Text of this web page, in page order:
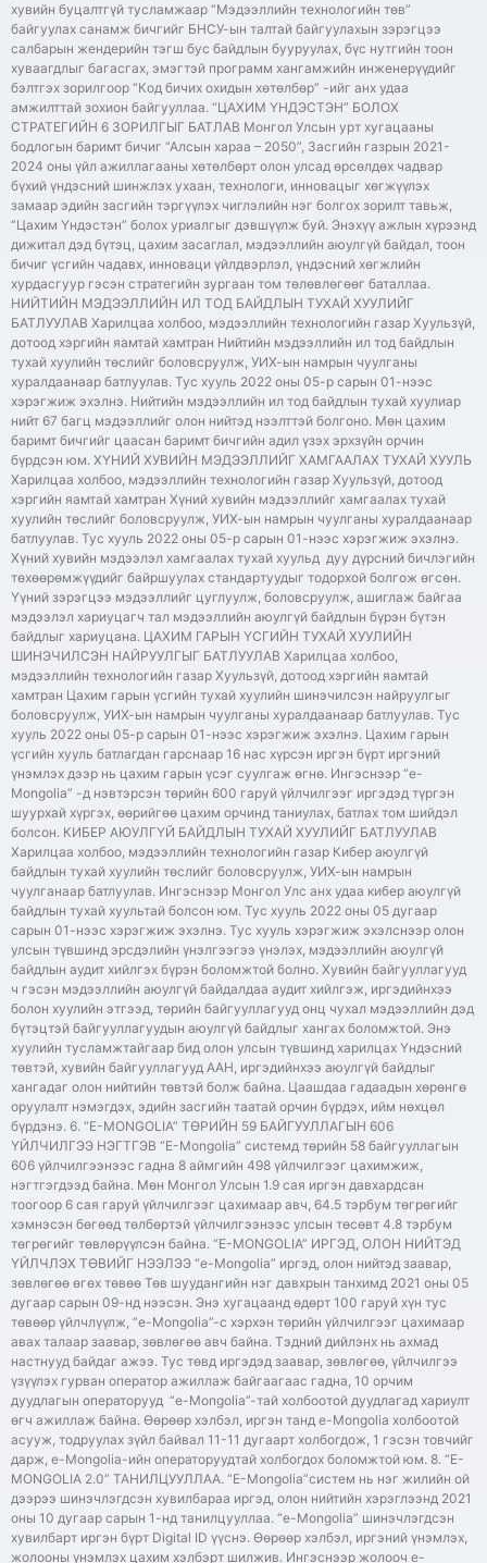
хувийн буцалтгүй тусламжаар “Мэдээллийн технологийн төв”
байгуулах санамж бичгийг БНСУ-ын талтай байгуулахын зэрэгцээ
салбарын жендерийн тэгш бус байдлын бууруулах, бүс нутгийн тоон
хуваагдлыг багасгах, эмэгтэй программ хангамжийн инженерүүдийг
бэлтгэх зорилгоор “Код бичих охидын хөтөлбөр” -ийг анх удаа
амжилттай зохион байгууллаа. “ЦАХИМ ҮНДЭСТЭН” БОЛОХ
СТРАТЕГИЙН 6 ЗОРИЛГЫГ БАТЛАВ Монгол Улсын урт хугацааны
бодлогын баримт бичиг “Алсын хараа – 2050”, Засгийн газрын 2021-
2024 оны үйл ажиллагааны хөтөлбөрт олон улсад өрсөлдөх чадвар
бүхий үндэсний шинжлэх ухаан, технологи, инновацыг хөгжүүлэх
замаар эдийн засгийн тэргүүлэх чиглэлийн нэг болгох зорилт тавьж,
“Цахим Үндэстэн” болох уриалгыг дэвшүүлж буй. Энэхүү ажлын хүрээнд
дижитал дэд бүтэц, цахим засаглал, мэдээллийн аюулгүй байдал, тоон
бичиг үсгийн чадавх, инноваци үйлдвэрлэл, үндэсний хөгжлийн
хурдасгуур гэсэн стратегийн зургаан том төлөвлөгөөг баталлаа.
НИЙТИЙН МЭДЭЭЛЛИЙН ИЛ ТОД БАЙДЛЫН ТУХАЙ ХУУЛИЙГ
БАТЛУУЛАВ Харилцаа холбоо, мэдээллийн технологийн газар Хуульзүй,
дотоод хэргийн яамтай хамтран Нийтийн мэдээллийн ил тод байдлын
тухай хуулийн төслийг боловсруулж, УИХ-ын намрын чуулганы
хуралдаанаар батлуулав. Тус хууль 2022 оны 05-р сарын 01-нээс
хэрэгжиж эхэлнэ. Нийтийн мэдээллийн ил тод байдлын тухай хуулиар
нийт 67 багц мэдээллийг олон нийтэд нээлттэй болгоно. Мөн цахим
баримт бичгийг цаасан баримт бичгийн адил үзэх эрхзүйн орчин
бүрдсэн юм. ХҮНИЙ ХУВИЙН МЭДЭЭЛЛИЙГ ХАМГААЛАХ ТУХАЙ ХУУЛЬ
Харилцаа холбоо, мэдээллийн технологийн газар Хуульзүй, дотоод
хэргийн яамтай хамтран Хүний хувийн мэдээллийг хамгаалах тухай
хуулийн төслийг боловсруулж, УИХ-ын намрын чуулганы хуралдаанаар
батлуулав. Тус хууль 2022 оны 05-р сарын 01-нээс хэрэгжиж эхэлнэ.
Хүний хувийн мэдээлэл хамгаалах тухай хуульд дуу дүрсний бичлэгийн
төхөөрөмжүүдийг байршуулах стандартуудыг тодорхой болгож өгсөн.
Үүний зэрэгцээ мэдээллийг цуглуулж, боловсруулж, ашиглаж байгаа
мэдээлэл хариуцагч тал мэдээллийн аюулгүй байдлын бүрэн бүтэн
байдлыг хариуцана. ЦАХИМ ГАРЫН ҮСГИЙН ТУХАЙ ХУУЛИЙН
ШИНЭЧИЛСЭН НАЙРУУЛГЫГ БАТЛУУЛАВ Харилцаа холбоо,
мэдээллийн технологийн газар Хуульзүй, дотоод хэргийн яамтай
хамтран Цахим гарын үсгийн тухай хуулийн шинэчилсэн найруулгыг
боловсруулж, УИХ-ын намрын чуулганы хуралдаанаар батлуулав. Тус
хууль 2022 оны 05-р сарын 01-нээс хэрэгжиж эхэлнэ. Цахим гарын
үсгийн хууль батлагдан гарснаар 16 нас хүрсэн иргэн бүрт иргэний
үнэмлэх дээр нь цахим гарын үсэг суулгаж өгнө. Ингэснээр “e-
Mongolia” -д нэвтэрсэн төрийн 600 гаруй үйлчилгээг иргэдэд түргэн
шуурхай хүргэх, өөрийгөө цахим орчинд таниулах, батлах том шийдэл
болсон. КИБЕР АЮУЛГҮЙ БАЙДЛЫН ТУХАЙ ХУУЛИЙГ БАТЛУУЛАВ
Харилцаа холбоо, мэдээллийн технологийн газар Кибер аюулгүй
байдлын тухай хуулийн төслийг боловсруулж, УИХ-ын намрын
чуулганаар батлуулав. Ингэснээр Монгол Улс анх удаа кибер аюулгүй
байдлын тухай хуультай болсон юм. Тус хууль 2022 оны 05 дугаар
сарын 01-нээс хэрэгжиж эхэлнэ. Тус хууль хэрэгжиж эхэлснээр олон
улсын түвшинд эрсдэлийн үнэлгээгээ үнэлэх, мэдээллийн аюулгүй
байдлын аудит хийлгэх бүрэн боломжтой болно. Хувийн байгууллагууд
ч гэсэн мэдээллийн аюулгүй байдалдаа аудит хийлгэж, иргэдийнхээ
болон хуулийн этгээд, төрийн байгууллагууд онц чухал мэдээллийн дэд
бүтэцтэй байгууллагуудын аюулгүй байдлыг хангах боломжтой. Энэ
хуулийн тусламжтайгаар бид олон улсын түвшинд харилцах Үндэсний
төвтэй, хувийн байгууллагууд ААН, иргэдийнхээ аюулгүй байдлыг
хангадаг олон нийтийн төвтэй болж байна. Цаашдаа гадаадын хөрөнгө
оруулалт нэмэгдэх, эдийн засгийн таатай орчин бүрдэх, ийм нөхцөл
бүрдэнэ. 6. “E-MONGOLIA” ТӨРИЙН 59 БАЙГУУЛЛАГЫН 606
ҮЙЛЧИЛГЭЭ НЭГТГЭВ “E-Mongolia” системд төрийн 58 байгууллагын
606 үйлчилгээнээс гадна 8 аймгийн 498 үйлчилгээг цахимжиж,
нэгтгэгдээд байна. Мөн Монгол Улсын 1.9 сая иргэн давхардсан
тоогоор 6 сая гаруй үйлчилгээг цахимаар авч, 64.5 тэрбум төгрөгийг
хэмнэсэн бөгөөд төлбөртэй үйлчилгээнээс улсын төсөвт 4.8 тэрбум
төгрөгийг төвлөрүүлсэн байна. “E-MONGOLIA” ИРГЭД, ОЛОН НИЙТЭД
ҮЙЛЧЛЭХ ТӨВИЙГ НЭЭЛЭЭ “e-Mongolia” иргэд, олон нийтэд заавар,
зөвлөгөө өгөх төвөө Төв шуудангийн нэг давхрын танхимд 2021 оны 05
дугаар сарын 09-нд нээсэн. Энэ хугацаанд өдөрт 100 гаруй хүн тус
төвөөр үйлчлүүлж, “e-Mongolia”-с хэрхэн төрийн үйлчилгээг цахимаар
авах талаар заавар, зөвлөгөө авч байна. Тэдний дийлэнх нь ахмад
настнууд байдаг ажээ. Тус төвд иргэдэд заавар, зөвлөгөө, үйлчилгээ
үзүүлэх гурван оператор ажиллаж байгаагаас гадна, 10 орчим
дуудлагын операторууд “e-Mongolia”-тай холбоотой дуудлагад хариулт
өгч ажиллаж байна. Өөрөөр хэлбэл, иргэн танд e-Mongolia холбоотой
асууж, тодруулах зүйл байвал 11-11 дугаарт холбогдож, 1 гэсэн товчийг
дарж, e-Mongolia-ийн операторуудтай холбогдох боломжтой юм. 8. “E-
MONGOLIA 2.0” ТАНИЛЦУУЛЛАА. “E-Mongolia”систем нь нэг жилийн ой
дээрээ шинэчлэгдсэн хувилбараа иргэд, олон нийтийн хэрэглээнд 2021
оны 10 дугаар сарын 1-нд танилцууллаа. “e-Mongolia” шинэчлэгдсэн
хувилбарт иргэн бүрт Digital ID үүснэ. Өөрөөр хэлбэл, иргэний үнэмлэх,
жолооны үнэмлэх цахим хэлбэрт шилжив. Ингэснээр жолооч e-